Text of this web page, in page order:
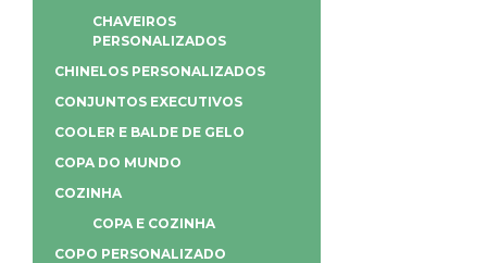
CHAVEIROS
PERSONALIZADOS
CHINELOS PERSONALIZADOS
CONJUNTOS EXECUTIVOS
COOLER E BALDE DE GELO
COPA DO MUNDO
COZINHA
COPA E COZINHA
COPO PERSONALIZADO